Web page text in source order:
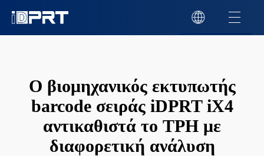
Ο βιομηχανικός εκτυπωτής
barcode σειράς iDPRT iX4
αντικαθιστά το TPH με
διαφορετική ανάλυση